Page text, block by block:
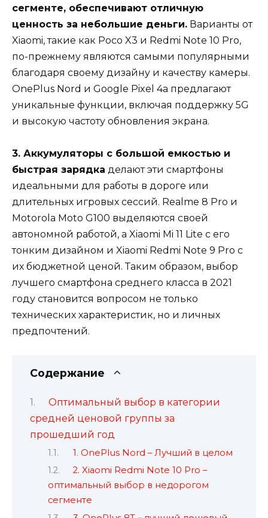
сегменте, обеспечивают отличную
ценность за небольшие деньги. Варианты от
Xiaomi, такие как Poco X3 и Redmi Note 10 Pro,
по-прежнему являются самыми популярными
благодаря своему дизайну и качеству камеры.
OnePlus Nord и Google Pixel 4a предлагают
уникальные функции, включая поддержку 5G
и высокую частоту обновления экрана.
3. Аккумуляторы с большой емкостью и
быстрая зарядка делают эти смартфоны
идеальными для работы в дороге или
длительных игровых сессий. Realme 8 Pro и
Motorola Moto G100 выделяются своей
автономной работой, а Xiaomi Mi 11 Lite с его
тонким дизайном и Xiaomi Redmi Note 9 Pro с
их бюджетной ценой. Таким образом, выбор
лучшего смартфона среднего класса в 2021
году становится вопросом не только
технических характеристик, но и личных
предпочтений.
Содержание
Оптимальный выбор в категории
средней ценовой группы за
прошедший год
1. OnePlus Nord – Лучший в целом
2. Xiaomi Redmi Note 10 Pro –
оптимальный выбор в недорогом
сегменте